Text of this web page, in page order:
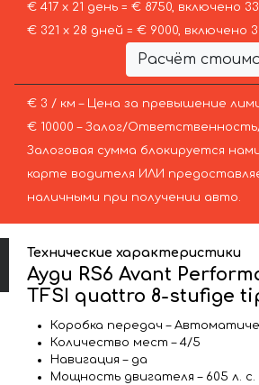
€ 417 х 21 день = € 8750, включено
€ 321 х 28 дней = € 9000, включено
Расчёт
€ 3 / км – Цена за превышение
€ 10000 – Залог/
Залоговая сумма блокируется
карте водителя ИЛИ
наличными при получении авто.
Технические характеристики
Ауди RS6 Avant
TFSI quattro 8-stufige
Коробка передач –
Количество мест – 4/5
Навигация – да
Мощность двигателя – 605 л. с.